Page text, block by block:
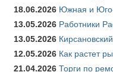
18.06.2026 Южная и Юго-
13.05.2026 Работники
13.05.2026
12.05.2026 Как растет
21.04.2026 Торги по